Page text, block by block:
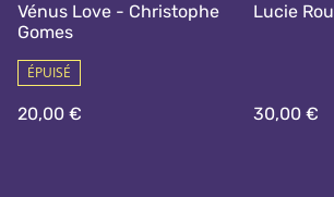
Vénus Love - Christophe
Gomes
ÉPUISÉ
20,00 €
Lucie
30,00 €